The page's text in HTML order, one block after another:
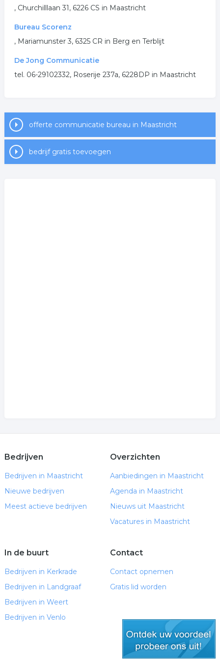
., Churchilllaan 31, 6226 CS in Maastricht
Bureau Scorenz
, Mariamunster 3, 6325 CR in Berg en Terblijt
De Jong Communicatie
tel. 06-29102332, Roserije 237a, 6228DP in Maastricht
offerte communicatie bureau in Maastricht
bedrijf gratis toevoegen
Bedrijven
Bedrijven in Maastricht
Nieuwe bedrijven
Meest actieve bedrijven
Overzichten
Aanbiedingen in Maastricht
Agenda in Maastricht
Nieuws uit Maastricht
Vacatures in Maastricht
In de buurt
Bedrijven in Kerkrade
Bedrijven in Landgraaf
Bedrijven in Weert
Bedrijven in Venlo
Contact
Contact opnemen
Gratis lid worden